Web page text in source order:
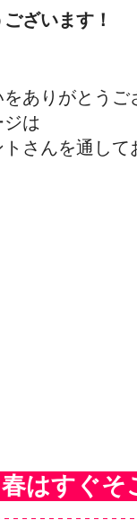
ざいます！
ありがとうご
は
さんを通して
はすぐそ